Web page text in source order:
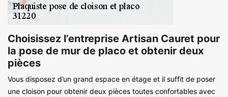
Choisissez l’entreprise Artisan Cauret pour
la pose de mur de placo et obtenir deux
pièces
Vous disposez d’un grand espace en étage et il suffit de poser
une cloison pour obtenir deux pièces toutes confortables avec